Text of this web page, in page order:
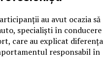
au avut ocazia să
specialiști în conducere
care au explicat diferența
responsabil în